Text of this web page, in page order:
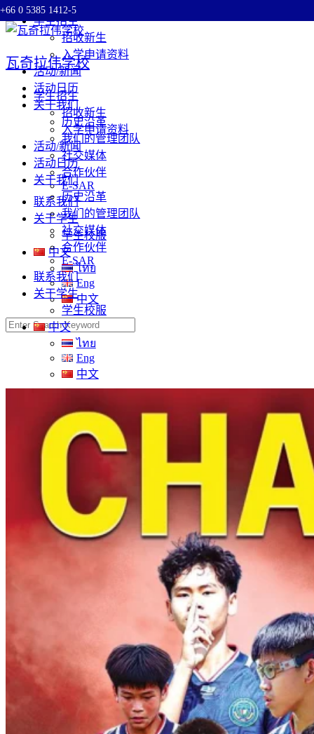
Skip
to
+66 0 5385 1412-5
瓦奇拉伟学校
学生招生
招收新生
入学申请资料
活动/新闻
活动日历
关于我们
历史沿革
我们的管理团队
社交媒体
合作伙伴
E-SAR
联系我们
关于学生
学生校服
中文
ไทย
Eng
中文
学生招生
招收新生
入学申请资料
活动/新闻
活动日历
关于我们
历史沿革
我们的管理团队
社交媒体
合作伙伴
E-SAR
联系我们
关于学生
学生校服
中文
ไทย
Eng
中文
Search
for: